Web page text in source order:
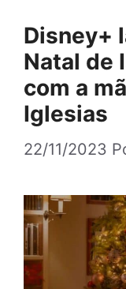
Disney+
Natal de
com a
Iglesias
22/11/2023